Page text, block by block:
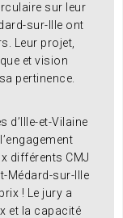
sur leur
sur-Ille ont
Leur projet,
et vision
pertinence.
d’Ille-et-Vilaine
différents CMJ
Médard-sur-Ille
! Le jury a
et la capacité